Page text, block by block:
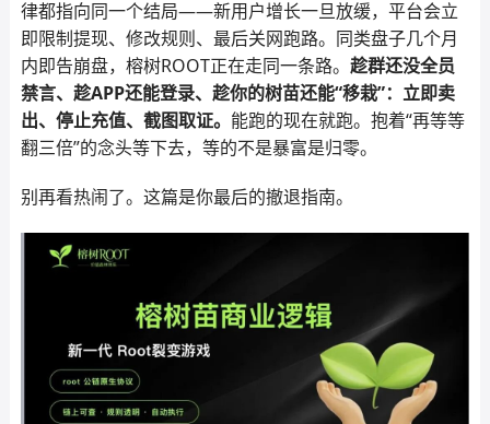
律都指向同一个结局——新用户增长一旦放缓，平台会立
即限制提现、修改规则、最后关网跑路。同类盘子几个月
内即告崩盘，榕树ROOT正在走同一条路。 趁群还没全员
禁言、趁APP还能登录、趁你的树苗还能“移栽”：立即卖
出、停止充值、截图取证。 能跑的现在就跑。抱着“再等等
翻三倍”的念头等下去，等的不是暴富是归零。
别再看热闹了。这篇是你最后的撤退指南。